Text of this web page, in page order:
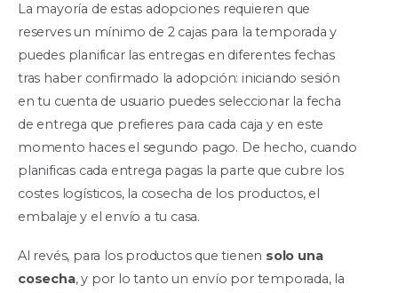
La mayoría de estas adopciones requieren que
reserves un mínimo de 2 cajas para la temporada y
puedes planificar las entregas en diferentes fechas
tras haber confirmado la adopción: iniciando sesión
en tu cuenta de usuario puedes seleccionar la fecha
de entrega que prefieres para cada caja y en este
momento haces el segundo pago. De hecho, cuando
planificas cada entrega pagas la parte que cubre los
costes logísticos, la cosecha de los productos, el
embalaje y el envío a tu casa.
Al revés, para los productos que tienen solo una
cosecha, y por lo tanto un envío por temporada, la